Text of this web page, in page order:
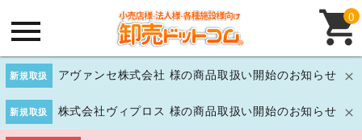
新規取扱 アヴァンセ株式会社 様の商品取扱い開始のお知らせ
新規取扱 株式会社ヴィプロス 様の商品取扱い開始のお知らせ
0